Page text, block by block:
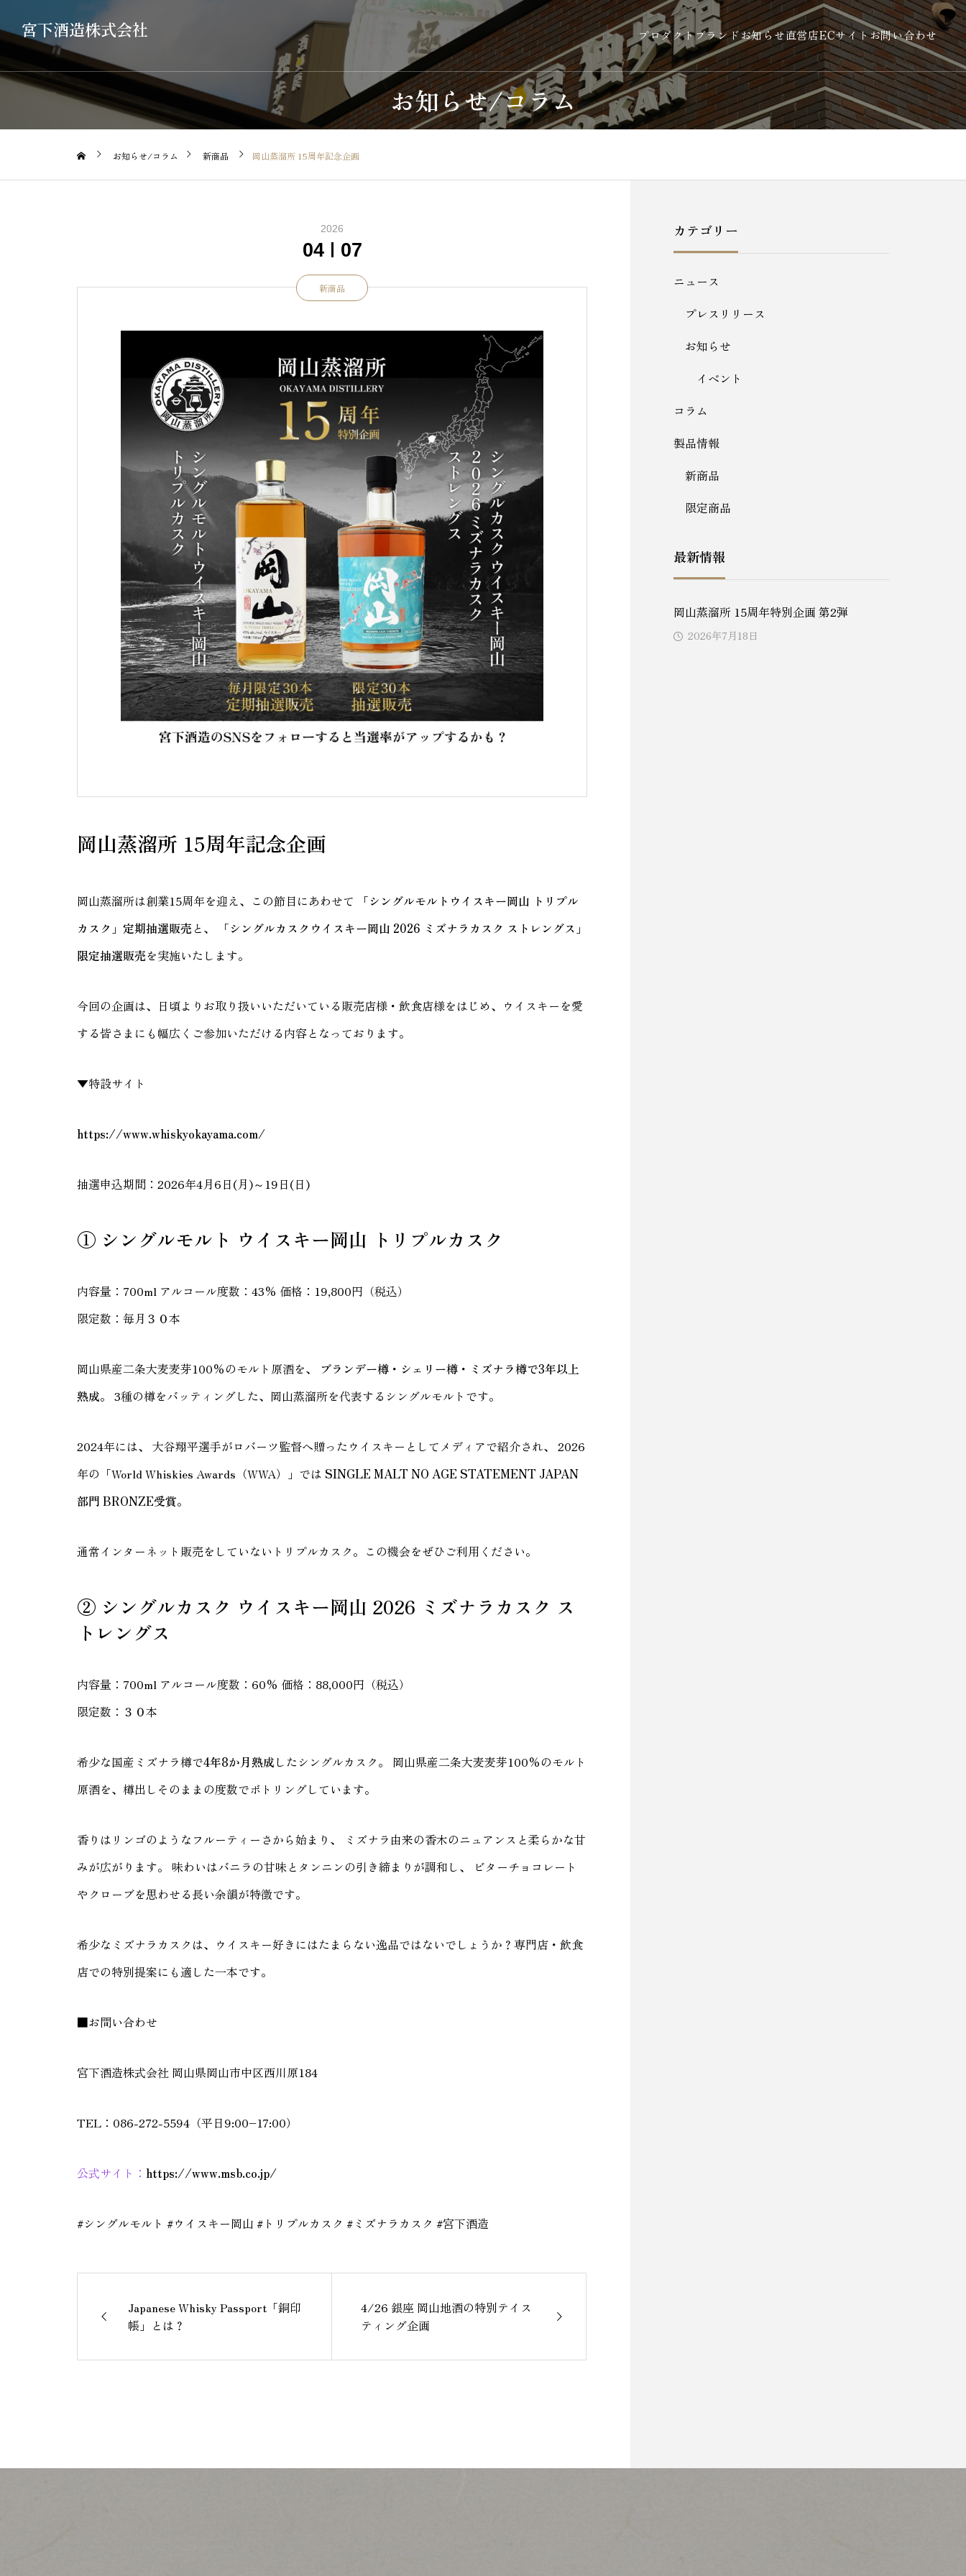
宮下酒造株式会社 プロダクトブランドお知らせ直営店ECサイトお問い合わせ
お知らせ/コラム
お知らせ/コラム 新商品 岡山蒸溜所 15周年記念企画
2026
04 07
新商品
岡山蒸溜所 15周年記念企画
岡山蒸溜所は創業15周年を迎え、この節目にあわせて
「シングルモルトウイスキー岡山 トリプル
カスク」定期抽選販売と、
「シングルカスクウイスキー岡山 2026 ミズナラカスク ストレングス」
限定抽選販売を実施いたします。
今回の企画は、日頃よりお取り扱いいただいている販売店様・飲食店様をはじめ、ウイスキーを愛
する皆さまにも幅広くご参加いただける内容となっております。
▼特設サイト
https://www.whiskyokayama.com/
抽選申込期間：2026年4月6日(月)～19日(日)
① シングルモルト ウイスキー岡山 トリプルカスク
内容量：700ml アルコール度数：43% 価格：19,800円（税込）
限定数：毎月３０本
岡山県産二条大麦麦芽100%のモルト原酒を、 ブランデー樽・シェリー樽・ミズナラ樽で3年以上
熟成。 3種の樽をバッティングした、岡山蒸溜所を代表するシングルモルトです。
2024年には、 大谷翔平選手がロバーツ監督へ贈ったウイスキーとしてメディアで紹介され、 2026
年の「World Whiskies Awards（WWA）」では SINGLE MALT NO AGE STATEMENT JAPAN
部門 BRONZE受賞。
通常インターネット販売をしていないトリプルカスク。この機会をぜひご利用ください。
② シングルカスク ウイスキー岡山 2026 ミズナラカスク ス
トレングス
内容量：700ml アルコール度数：60% 価格：88,000円（税込）
限定数：３０本
希少な国産ミズナラ樽で4年8か月熟成したシングルカスク。 岡山県産二条大麦麦芽100%のモルト
原酒を、樽出しそのままの度数でボトリングしています。
香りはリンゴのようなフルーティーさから始まり、 ミズナラ由来の香木のニュアンスと柔らかな甘
みが広がります。 味わいはバニラの甘味とタンニンの引き締まりが調和し、 ビターチョコレート
やクローブを思わせる長い余韻が特徴です。
希少なミズナラカスクは、ウイスキー好きにはたまらない逸品ではないでしょうか？専門店・飲食
店での特別提案にも適した一本です。
■お問い合わせ
宮下酒造株式会社 岡山県岡山市中区西川原184
TEL：086-272-5594（平日9:00–17:00）
公式サイト： https://www.msb.co.jp/
#シングルモルト #ウイスキー岡山 #トリプルカスク #ミズナラカスク #宮下酒造
Japanese Whisky Passport「銅印
帳」とは？
4/26 銀座 岡山地酒の特別テイス
ティング企画
カテゴリー
ニュース
プレスリリース
お知らせ
イベント
コラム
製品情報
新商品
限定商品
最新情報
岡山蒸溜所 15周年特別企画 第2弾
2026年7月18日